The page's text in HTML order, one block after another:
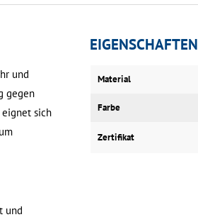
und
gegen
eignet sich
und
EIGENSCHAFTEN
Material
Farbe
Zertifikat